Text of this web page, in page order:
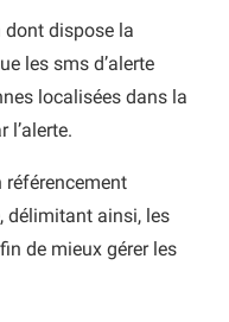
dispose la
les sms d’alerte
localisées dans la
l’alerte.
référencement
délimitant ainsi, les
de mieux gérer les